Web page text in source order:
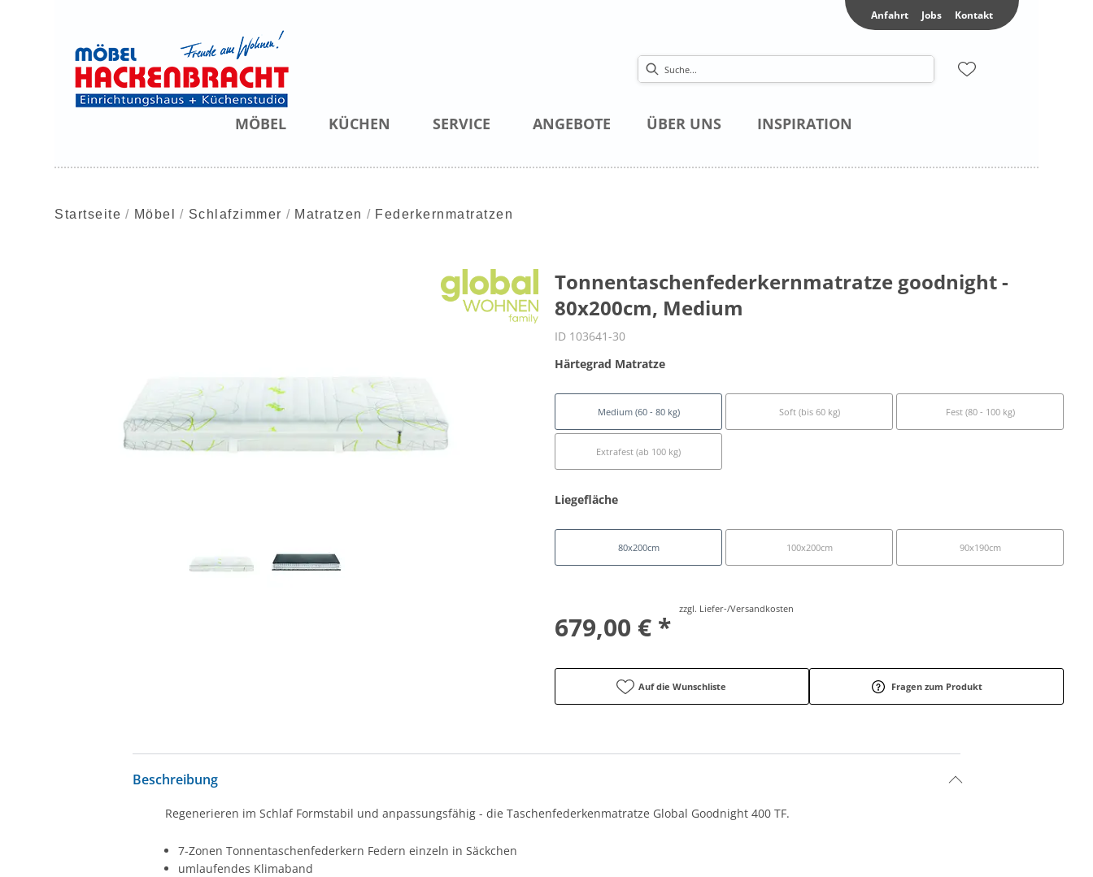
Anfahrt Jobs Kontakt
MÖBEL KÜCHEN SERVICE ANGEBOTE ÜBER UNS INSPIRATION
Startseite Möbel Schlafzimmer Matratzen Federkernmatratzen
Tonnentaschenfederkernmatratze goodnight -
80x200cm, Medium
ID 103641-30
Härtegrad Matratze
Medium (60 - 80 kg) Soft (bis 60 kg) Fest (80 - 100 kg)
Extrafest (ab 100 kg)
Liegefläche
80x200cm 100x200cm 90x190cm
679,00 € *
zzgl. Liefer-/Versandkosten
Auf die Wunschliste Fragen zum Produkt
Beschreibung
Regenerieren im Schlaf Formstabil und anpassungsfähig - die Taschenfederkenmatratze Global Goodnight 400 TF.
7-Zonen Tonnentaschenfederkern Federn einzeln in Säckchen
umlaufendes Klimaband